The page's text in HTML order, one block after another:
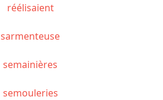
réélisaient
sarmenteuse
semainières
semouleries